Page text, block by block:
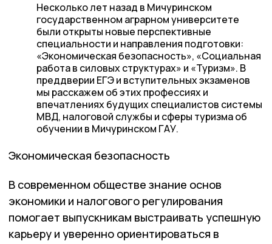
Несколько лет назад в Мичуринском
государственном аграрном университете
были открыты новые перспективные
специальности и направления подготовки:
«Экономическая безопасность», «Социальная
работа в силовых структурах» и «Туризм». В
преддверии ЕГЭ и вступительных экзаменов
мы расскажем об этих профессиях и
впечатлениях будущих специалистов системы
МВД, налоговой службы и сферы туризма об
обучении в Мичуринском ГАУ.
Экономическая безопасность
В современном обществе знание основ
экономики и налогового регулирования
помогает выпускникам выстраивать успешную
карьеру и уверенно ориентироваться в